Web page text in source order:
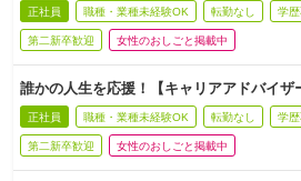
正社員 職種・業種未経験OK 転勤なし 学
第二新卒歓迎 女性のおしごと掲載中
誰かの人生を応援！【キャリアアドバイザ
正社員 職種・業種未経験OK 転勤なし 学
第二新卒歓迎 女性のおしごと掲載中